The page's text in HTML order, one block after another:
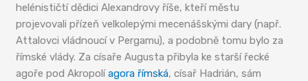
helénističtí dědici Alexandrovy říše, kteří městu
projevovali přízeň velkolepými mecenášskými dary (např.
Attalovci vládnoucí v Pergamu), a podobně tomu bylo za
římské vlády. Za císaře Augusta přibyla ke starší řecké
agoře pod Akropolíagora římská, císař Hadrián, sám